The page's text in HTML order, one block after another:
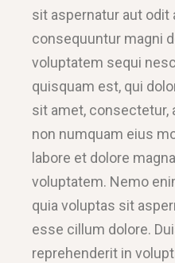
sit aspernatur aut odit
consequuntur magni
voluptatem sequi
quisquam est, qui
sit amet, consectetur,
non numquam eius
labore et dolore
voluptatem. Nemo
quia voluptas sit
esse cillum dolore.
reprehenderit in